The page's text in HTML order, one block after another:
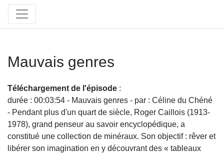
Mauvais genres
Téléchargement de l'épisode :
durée : 00:03:54 - Mauvais genres - par : Céline du Chéné
- Pendant plus d'un quart de siècle, Roger Caillois (1913-
1978), grand penseur au savoir encyclopédique, a
constitué une collection de minéraux. Son objectif : rêver et
libérer son imagination en y découvrant des « tableaux